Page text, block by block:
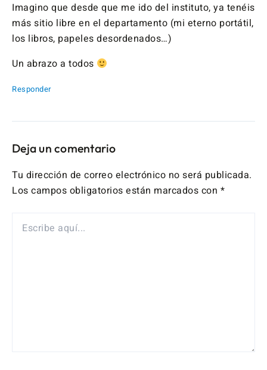
Imagino que desde que me ido del instituto, ya tenéis
más sitio libre en el departamento (mi eterno portátil,
los libros, papeles desordenados…)
Un abrazo a todos
Responder
Deja un comentario
Tu dirección de correo electrónico no será publicada.
Los campos obligatorios están marcados con *
AQUÍ...